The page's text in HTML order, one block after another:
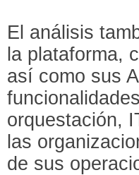
El análisis
la plataforma,
así como sus
orquestación,
las
de sus